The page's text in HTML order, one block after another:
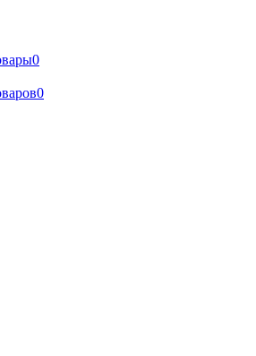
0
0